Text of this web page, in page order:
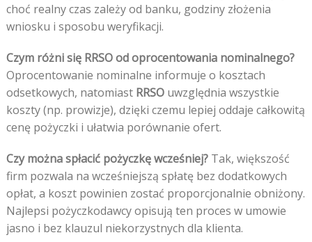
choć realny czas zależy od banku, godziny złożenia
wniosku i sposobu weryfikacji.
Czym różni się RRSO od oprocentowania nominalnego?
Oprocentowanie nominalne informuje o kosztach
odsetkowych, natomiast RRSOuwzględnia wszystkie
koszty (np. prowizje), dzięki czemu lepiej oddaje całkowitą
cenę pożyczki i ułatwia porównanie ofert.
Czy można spłacić pożyczkę wcześniej?Tak, większość
firm pozwala na wcześniejszą spłatę bez dodatkowych
opłat, a koszt powinien zostać proporcjonalnie obniżony.
Najlepsi pożyczkodawcy opisują ten proces w umowie
jasno i bez klauzul niekorzystnych dla klienta.